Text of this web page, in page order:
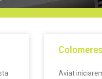
Aviat